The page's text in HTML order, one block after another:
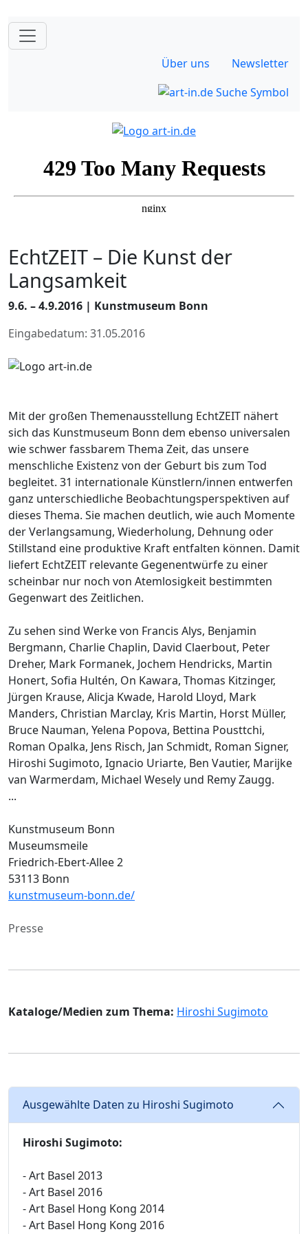
Über uns Newsletter
EchtZEIT – Die Kunst der
Langsamkeit
9.6. – 4.9.2016 | Kunstmuseum Bonn
Eingabedatum: 31.05.2016
Mit der großen Themenausstellung EchtZEIT nähert
sich das Kunstmuseum Bonn dem ebenso universalen
wie schwer fassbarem Thema Zeit, das unsere
menschliche Existenz von der Geburt bis zum Tod
begleitet. 31 internationale Künstlern/innen entwerfen
ganz unterschiedliche Beobachtungsperspektiven auf
dieses Thema. Sie machen deutlich, wie auch Momente
der Verlangsamung, Wiederholung, Dehnung oder
Stillstand eine produktive Kraft entfalten können. Damit
liefert EchtZEIT relevante Gegenentwürfe zu einer
scheinbar nur noch von Atemlosigkeit bestimmten
Gegenwart des Zeitlichen.
Zu sehen sind Werke von Francis Alys, Benjamin
Bergmann, Charlie Chaplin, David Claerbout, Peter
Dreher, Mark Formanek, Jochem Hendricks, Martin
Honert, Sofia Hultén, On Kawara, Thomas Kitzinger,
Jürgen Krause, Alicja Kwade, Harold Lloyd, Mark
Manders, Christian Marclay, Kris Martin, Horst Müller,
Bruce Nauman, Yelena Popova, Bettina Pousttchi,
Roman Opalka, Jens Risch, Jan Schmidt, Roman Signer,
Hiroshi Sugimoto, Ignacio Uriarte, Ben Vautier, Marijke
van Warmerdam, Michael Wesely und Remy Zaugg.
...
Kunstmuseum Bonn
Museumsmeile
Friedrich-Ebert-Allee 2
53113 Bonn
kunstmuseum-bonn.de/
Presse
Kataloge/Medien zum Thema: Hiroshi Sugimoto
Ausgewählte Daten zu Hiroshi Sugimoto
Hiroshi Sugimoto:
- Art Basel 2013
- Art Basel 2016
- Art Basel Hong Kong 2014
- Art Basel Hong Kong 2016